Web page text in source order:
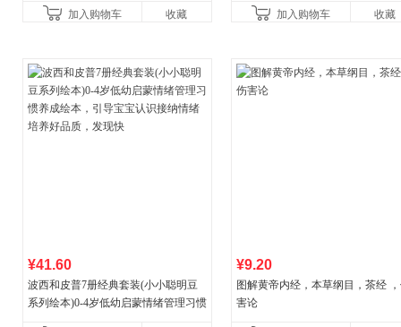
加入购物车 收藏 加入购物车 收藏
¥41.60
波西和皮普7册经典套装(小小聪明豆
系列绘本)0-4岁低幼启蒙情绪管理习惯
¥9.20
图解黄帝内经，本草纲目，茶经
害论